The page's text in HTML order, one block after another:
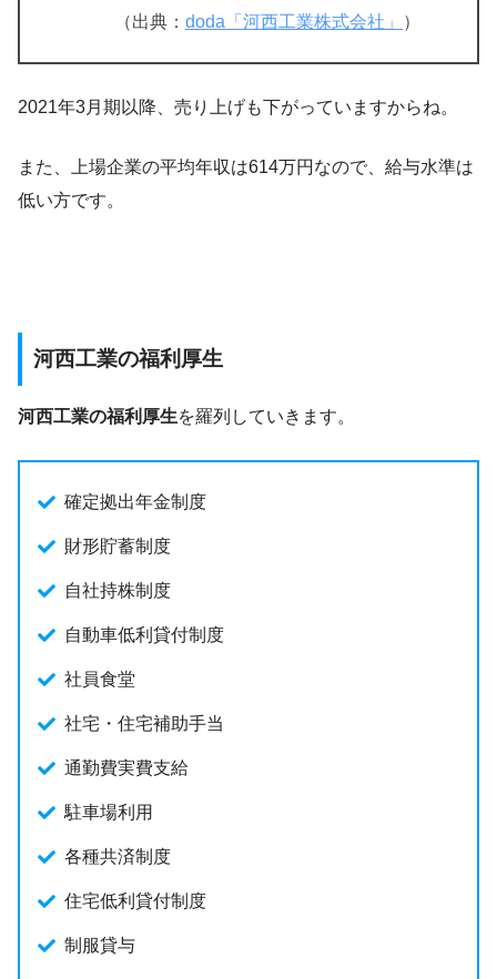
（出典： doda「河西工業株式会社」 ）
2021年3月期以降、売り上げも下がっていますからね。
また、上場企業の平均年収は614万円なので、給与水準は
低い方です。
河西工業の福利厚生
河西工業の福利厚生を羅列していきます。
確定拠出年金制度
財形貯蓄制度
自社持株制度
自動車低利貸付制度
社員食堂
社宅・住宅補助手当
通勤費実費支給
駐車場利用
各種共済制度
住宅低利貸付制度
制服貸与